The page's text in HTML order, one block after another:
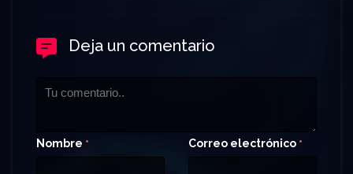
Deja un comentario
Nombre * Correo electrónico *